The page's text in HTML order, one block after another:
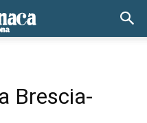
Brescia-